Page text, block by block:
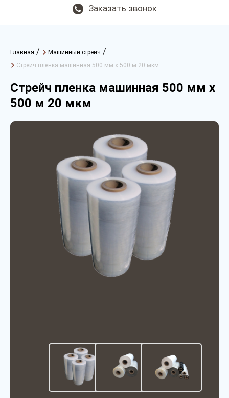
Заказать звонок
Главная / Машинный стрейч /
Стрейч пленка машинная 500 мм х 500 м 20 мкм
Стрейч пленка машинная 500 мм х
500 м 20 мкм